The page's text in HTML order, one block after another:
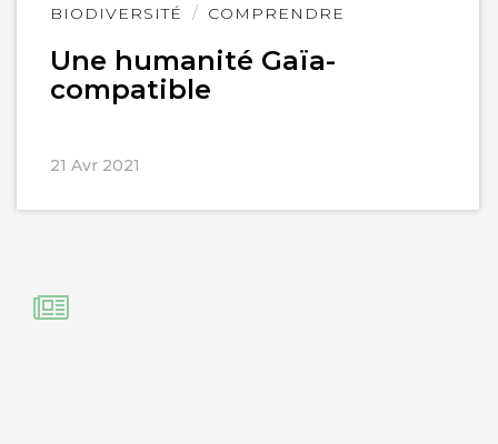
BIODIVERSITÉ COMPRENDRE
Une humanité Gaïa-
compatible
21 Avr 2021
Lire